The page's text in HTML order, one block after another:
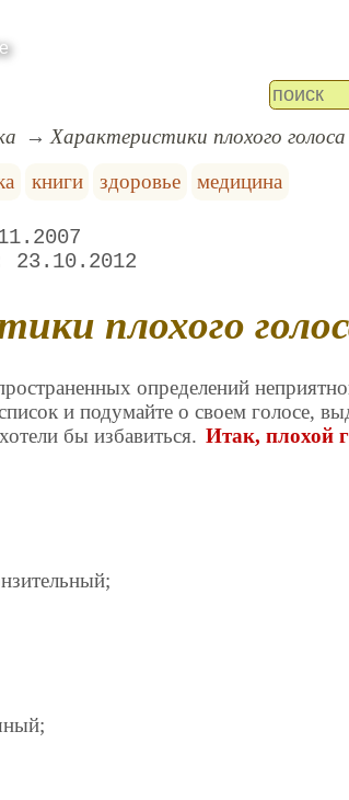
Характеристики плохого голоса
книги здоровье медицина
23.10.2012
плохого
определений
и подумайте о своем голосе,
бы избавиться. Итак, плохой